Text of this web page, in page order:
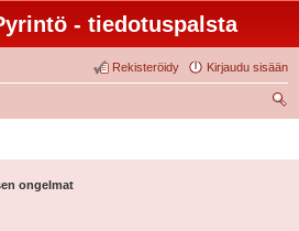
- tiedotuspalsta
Kirjaudu sisään
Rekisteröidy
ongelmat